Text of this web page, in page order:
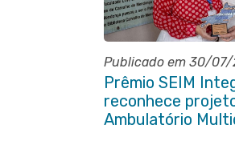
Publicado em 30/07/
Prêmio SEIM
reconhece
Ambulatório